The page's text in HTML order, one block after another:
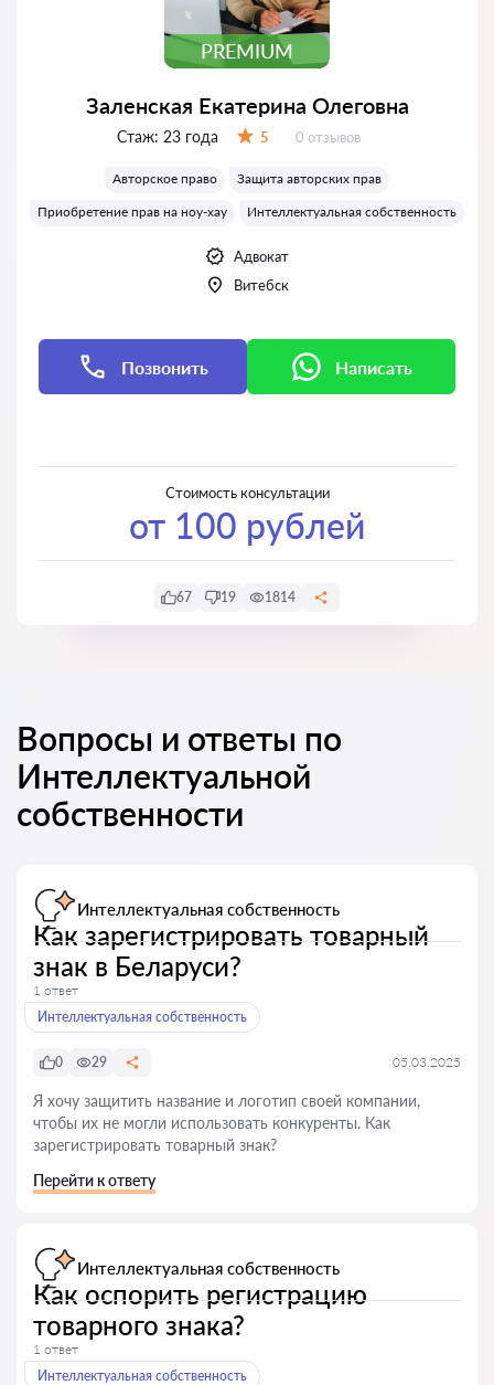
PREMIUM
Заленская Екатерина Олеговна
Стаж: 23 года 5 Отзывов:
0 отзывов
Авторское право
Защита авторских прав
Приобретение прав на ноу-хау
Интеллектуальная собственность
Адвокат
Витебск
Позвонить Написать
Стоимость консультации
от 100 рублей
67 19 1814
Вопросы и ответы по
Интеллектуальной
собственности
Интеллектуальная собственность
Как зарегистрировать товарный
знак в Беларуси?
1 ответ
Интеллектуальная собственность
0 29 05.03.2025
Я хочу защитить название и логотип своей компании,
чтобы их не могли использовать конкуренты. Как
зарегистрировать товарный знак?
Перейти к ответу
Интеллектуальная собственность
Как оспорить регистрацию
товарного знака?
1 ответ
Интеллектуальная собственность